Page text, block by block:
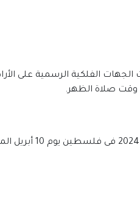
1445-2024 في فلسطين، مع دقات الساعة 6:15 صباحاً، وقد أكدت الجهات